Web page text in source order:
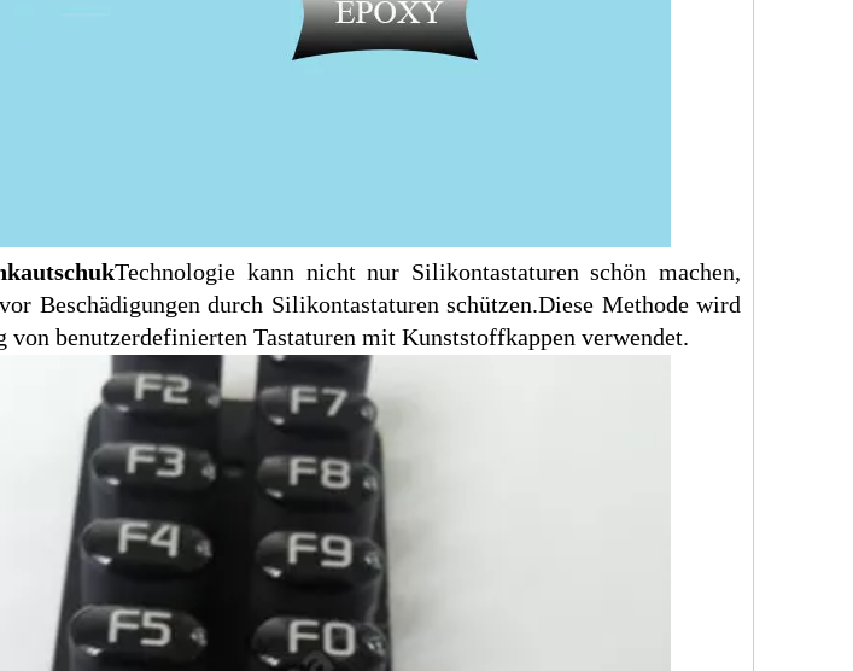
Technologie kann nicht nur Silikontastaturen schön machen,
Beschädigungen durch Silikontastaturen schützen.Diese Methode wird
benutzerdefinierten Tastaturen mit Kunststoffkappen verwendet.